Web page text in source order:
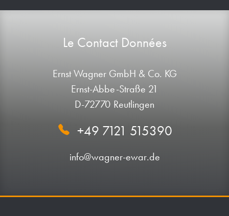
Le Contact Données
Ernst Wagner GmbH & Co. KG
Ernst-Abbe-Straße 21
D-72770 Reutlingen
+49 7121 515390
info@wagner-ewar.de